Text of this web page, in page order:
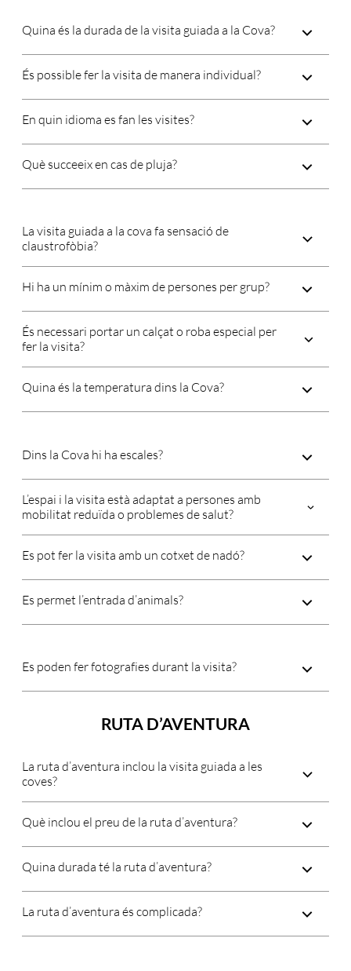
Quina és la durada de la visita guiada a la Cova?
És possible fer la visita de manera individual?
En quin idioma es fan les visites?
Què succeeix en cas de pluja?
La visita guiada a la cova fa sensació de
claustrofòbia?
Hi ha un mínim o màxim de persones per grup?
És necessari portar un calçat o roba especial per
fer la visita?
Quina és la temperatura dins la Cova?
Dins la Cova hi ha escales?
L’espai i la visita està adaptat a persones amb
mobilitat reduïda o problemes de salut?
Es pot fer la visita amb un cotxet de nadó?
Es permet l’entrada d’animals?
Es poden fer fotografies durant la visita?
RUTA D’AVENTURA
La ruta d’aventura inclou la visita guiada a les
coves?
Què inclou el preu de la ruta d’aventura?
Quina durada té la ruta d’aventura?
La ruta d’aventura és complicada?